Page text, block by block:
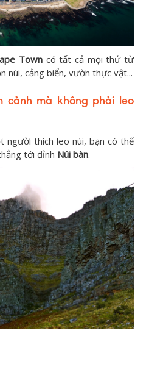
Town có tất cả mọi thứ từ
núi, cảng biển, vườn thực vật...
cảnh mà không phải leo
người thích leo núi, bạn có thể
tới đỉnh Núi bàn.